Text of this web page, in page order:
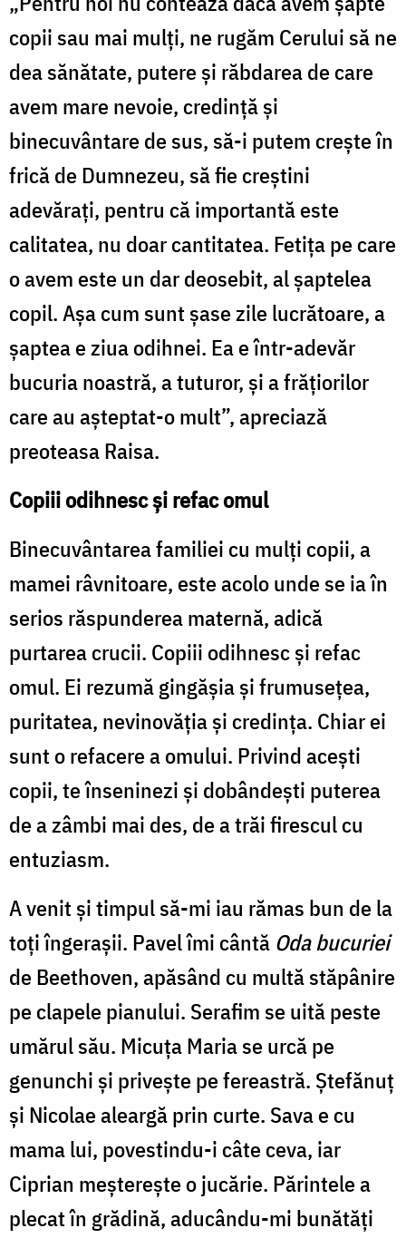
copii sau mai mulți, ne rugăm Cerului să ne
dea sănătate, putere și răbdarea de care
avem mare nevoie, credință și
binecuvântare de sus, să-i putem crește în
frică de Dumnezeu, să fie creștini
adevărați, pentru că importantă este
calitatea, nu doar cantitatea. Fetița pe care
o avem este un dar deosebit, al șaptelea
copil. Așa cum sunt șase zile lucrătoare, a
șaptea e ziua odihnei. Ea e într-adevăr
bucuria noastră, a tuturor, și a frățiorilor
care au așteptat-o mult”, apreciază
preoteasa Raisa.
Copiii odihnesc și refac omul
Binecuvântarea familiei cu mulți copii, a
mamei râvnitoare, este acolo unde se ia în
serios răspunderea maternă, adică
purtarea crucii. Copiii odihnesc și refac
omul. Ei rezumă gingășia și frumusețea,
puritatea, nevinovăția și credința. Chiar ei
sunt o refacere a omului. Privind acești
copii, te înseninezi și dobândești puterea
de a zâmbi mai des, de a trăi firescul cu
entuziasm.
A venit și timpul să-mi iau rămas bun de la
toți îngerașii. Pavel îmi cântă Oda bucuriei
de Beethoven, apăsând cu multă stăpânire
pe clapele pianului. Serafim se uită peste
umărul său. Micuța Maria se urcă pe
genunchi și privește pe fereastră. Ștefănuț
și Nicolae aleargă prin curte. Sava e cu
mama lui, povestindu-i câte ceva, iar
Ciprian meșterește o jucărie. Părintele a
plecat în grădină, aducându-mi bunătăți